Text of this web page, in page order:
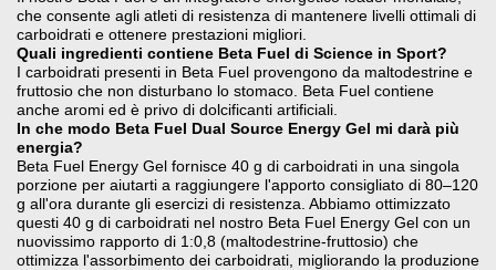
che consente agli atleti di resistenza di mantenere livelli ottimali di
carboidrati e ottenere prestazioni migliori.
Quali ingredienti contiene Beta Fuel di Science in Sport?
I carboidrati presenti in Beta Fuel provengono da maltodestrine e
fruttosio che non disturbano lo stomaco. Beta Fuel contiene
anche aromi ed è privo di dolcificanti artificiali.
In che modo Beta Fuel Dual Source Energy Gel mi darà più
energia?
Beta Fuel Energy Gel fornisce 40 g di carboidrati in una singola
porzione per aiutarti a raggiungere l'apporto consigliato di 80–120
g all'ora durante gli esercizi di resistenza. Abbiamo ottimizzato
questi 40 g di carboidrati nel nostro Beta Fuel Energy Gel con un
nuovissimo rapporto di 1:0,8 (maltodestrine-fruttosio) che
ottimizza l'assorbimento dei carboidrati, migliorando la produzione